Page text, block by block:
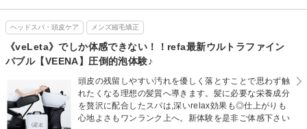
ヘッドスパ・頭皮ケア メンズ縮毛矯正
《veLeta》でしか体感できない！！refa最新ウルトラファイン
バブル【VEENA】圧倒的泡体験♪
頭皮の残留しやすい汚れを優しく落とすことで思わず触
れたくなる理想の髪質へ導きます。髪に必要な栄養成分
を贅沢に配合したスパは,深いrelax効果も◎仕上がりも
心地よさもワンランク上へ。新体験を是非ご体感下さい